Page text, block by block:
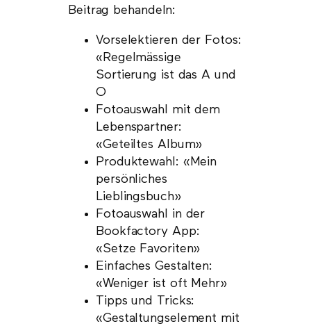
Beitrag behandeln:
Vorselektieren der Fotos:
«Regelmässige
Sortierung ist das A und
O
Fotoauswahl mit dem
Lebenspartner:
«Geteiltes Album»
Produktewahl: «Mein
persönliches
Lieblingsbuch»
Fotoauswahl in der
Bookfactory App:
«Setze Favoriten»
Einfaches Gestalten:
«Weniger ist oft Mehr»
Tipps und Tricks:
«Gestaltungselement mit